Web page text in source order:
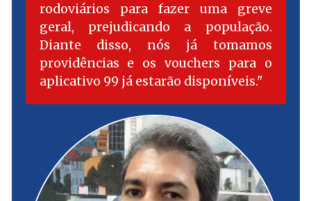
rodoviários para fazer uma greve
geral, prejudicando a população.
Diante disso, nós já tomamos
providências e os vouchers para o
aplicativo 99 já estarão disponíveis.